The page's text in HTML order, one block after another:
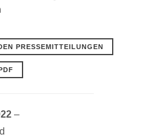
PRESSEMITTEILUNGEN
–